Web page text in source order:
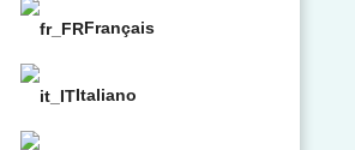
Français
Italiano